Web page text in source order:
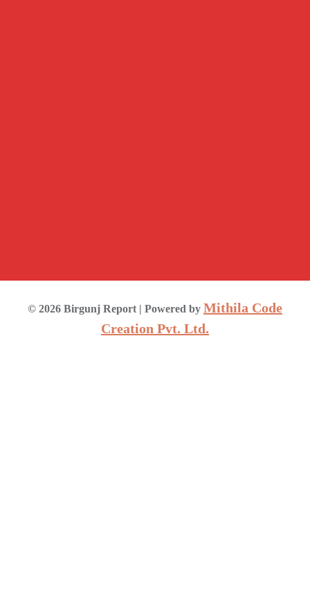
© 2026 Birgunj Report | Powered by Mithila Code
Creation Pvt. Ltd.